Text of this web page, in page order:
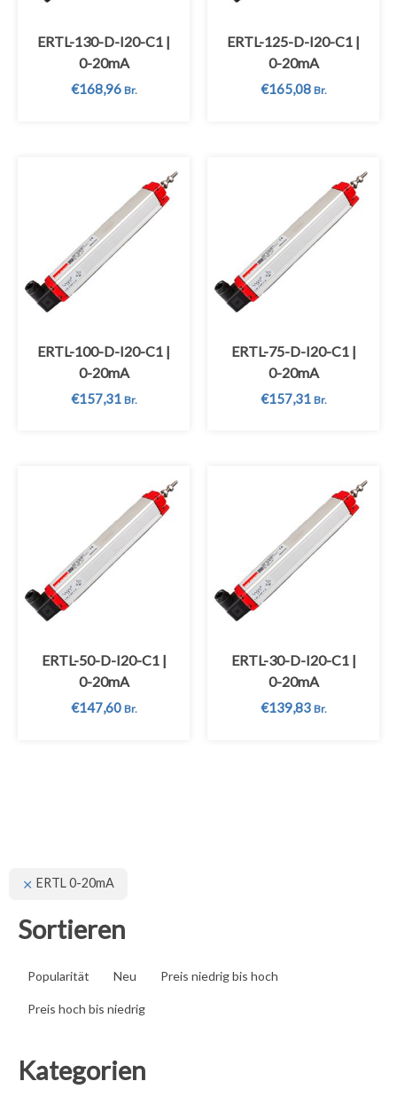
ERTL 0-20mA
Sortieren
Popularität Neu Preis niedrig bis hoch
Preis hoch bis niedrig
Kategorien
ERTL-130-D-I20-C1 |
0-20mA
€168,96 Br.
ERTL-125-D-I20-C1 |
0-20mA
€165,08 Br.
ERTL-100-D-I20-C1 |
0-20mA
€157,31 Br.
ERTL-75-D-I20-C1 |
0-20mA
€157,31 Br.
ERTL-50-D-I20-C1 |
0-20mA
€147,60 Br.
ERTL-30-D-I20-C1 |
0-20mA
€139,83 Br.